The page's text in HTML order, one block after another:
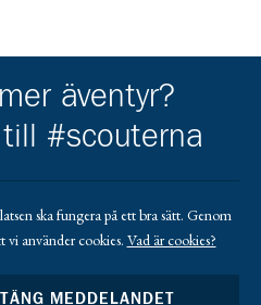
www.lansforsakringar.se/
Gå till https://
äventyr?
#scouterna
ska fungera på ett bra sätt. Genom
vi använder cookies. Vad är cookies?
MEDDELANDET